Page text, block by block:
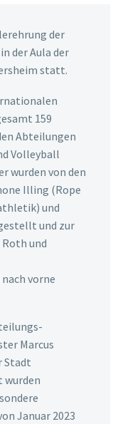
der
der Aula der
statt.
159
Abteilungen
Volleyball
wurden von den
Illing (Rope
und
und zur
Roth und
vorne
Marcus
Stadt
wurden
Januar 2023